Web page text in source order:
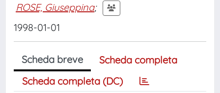
ROSE, Giuseppina;
1998-01-01
Scheda breve
Scheda completa
Scheda completa (DC)